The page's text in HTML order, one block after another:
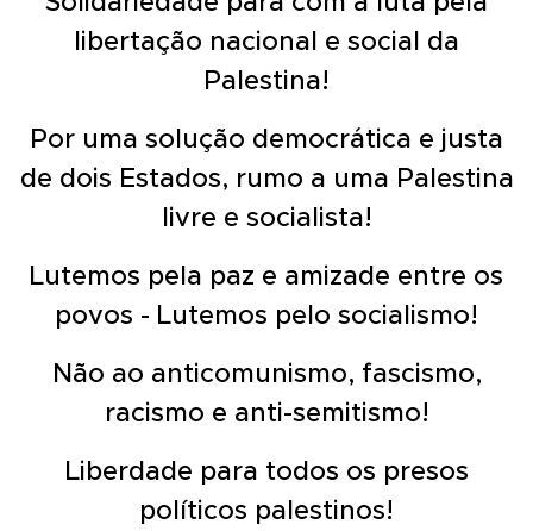
libertação nacional e social da
Palestina!
Por uma solução democrática e justa
de dois Estados, rumo a uma Palestina
livre e socialista!
Lutemos pela paz e amizade entre os
povos - Lutemos pelo socialismo!
Não ao anticomunismo, fascismo,
racismo e anti-semitismo!
Liberdade para todos os presos
políticos palestinos!